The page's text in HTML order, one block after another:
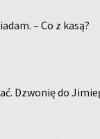
­– Co z kasą?
Dzwo­nię do